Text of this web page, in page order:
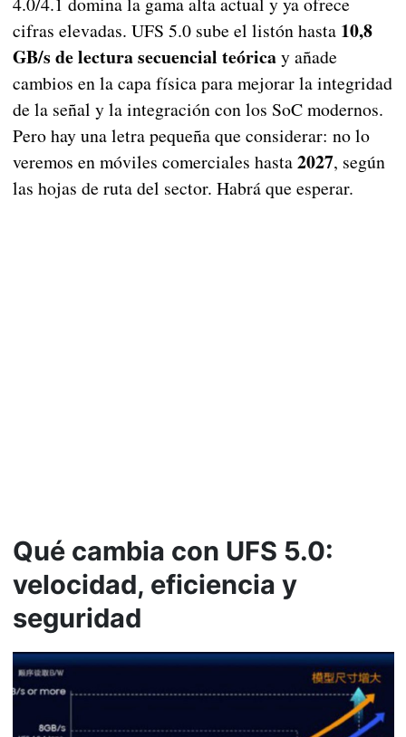
cifras elevadas. UFS 5.0 sube el listón hasta 10,8
GB/s de lectura secuencial teóricay añade
cambios en la capa física para mejorar la integridad
de la señal y la integración con los SoC modernos.
Pero hay una letra pequeña que considerar: no lo
veremos en móviles comerciales hasta2027, según
las hojas de ruta del sector. Habrá que esperar.
Qué cambia con UFS 5.0:
velocidad, eficiencia y
seguridad